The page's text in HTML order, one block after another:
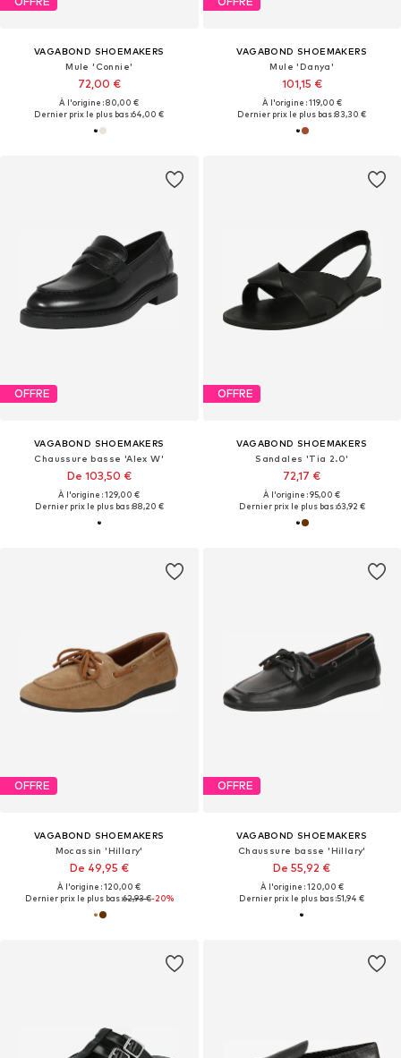
VAGABOND SHOEMAKERS
Mule 'Connie'
72,00 €
À l'origine : 80,00 €
Dernier prix le plus bas :64,00 €
VAGABOND SHOEMAKERS
Mule 'Danya'
101,15 €
À l'origine : 119,00 €
Dernier prix le plus bas :83,30 €
OFFRE
VAGABOND SHOEMAKERS
Chaussure basse 'Alex W'
De 103,50 €
À l'origine : 129,00 €
Dernier prix le plus bas :88,20 €
OFFRE
VAGABOND SHOEMAKERS
Sandales 'Tia 2.0'
72,17 €
À l'origine : 95,00 €
Dernier prix le plus bas :63,92 €
OFFRE
VAGABOND SHOEMAKERS
Mocassin 'Hillary'
De 49,95 €
À l'origine : 120,00 €
Dernier prix le plus bas :62,93 €-20%
OFFRE
VAGABOND SHOEMAKERS
Chaussure basse 'Hillary'
De 55,92 €
À l'origine : 120,00 €
Dernier prix le plus bas :51,94 €